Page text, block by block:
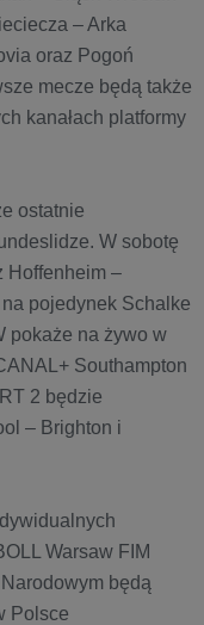
– Arka
oraz Pogoń
mecze będą także
kanałach platformy
ostatnie
W sobotę
Hoffenheim –
pojedynek Schalke
pokaże na żywo w
Southampton
2 będzie
– Brighton i
Warsaw FIM
będą
Polsce